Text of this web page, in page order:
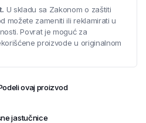
U skladu sa Zakonom o zaštiti
možete zameniti ili reklamirati u
Povrat je moguć za
proizvode u originalnom
ovaj proizvod
jastučnice